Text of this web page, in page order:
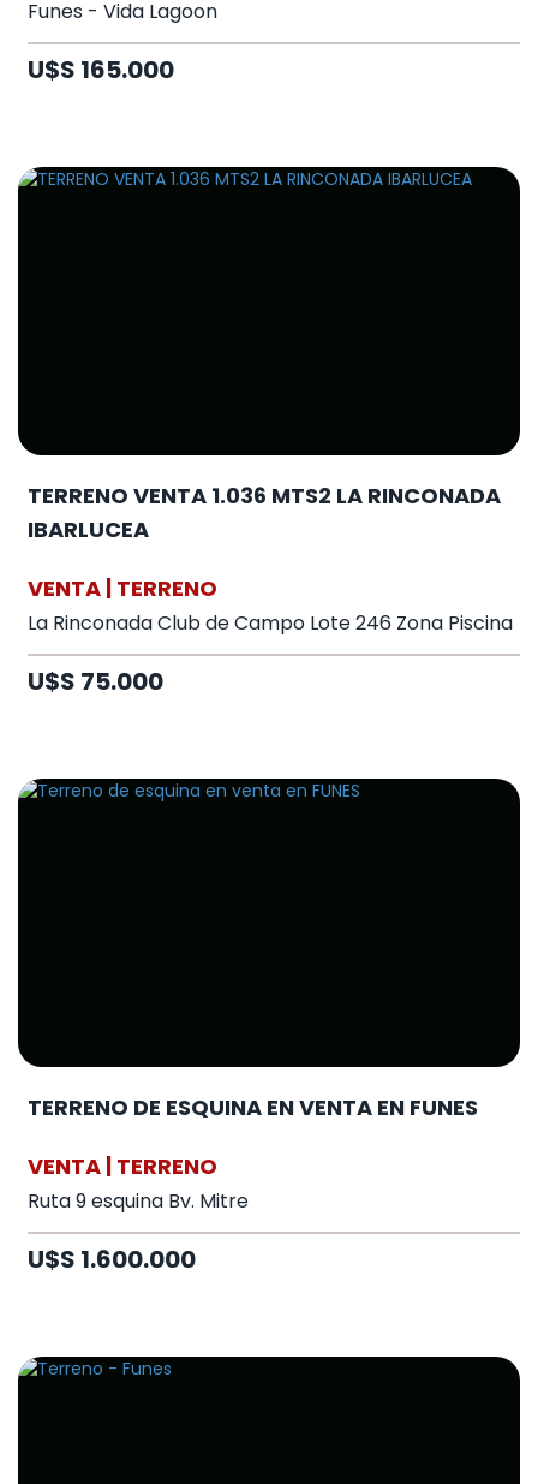
Funes - Vida Lagoon
U$S 165.000
TERRENO VENTA 1.036 MTS2 LA RINCONADA
IBARLUCEA
VENTA | TERRENO
La Rinconada Club de Campo Lote 246 Zona Piscina
U$S 75.000
TERRENO DE ESQUINA EN VENTA EN FUNES
VENTA | TERRENO
Ruta 9 esquina Bv. Mitre
U$S 1.600.000